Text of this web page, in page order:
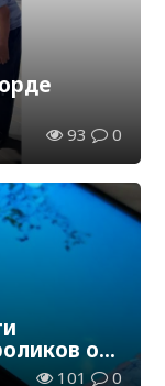
93 0
о
101 0